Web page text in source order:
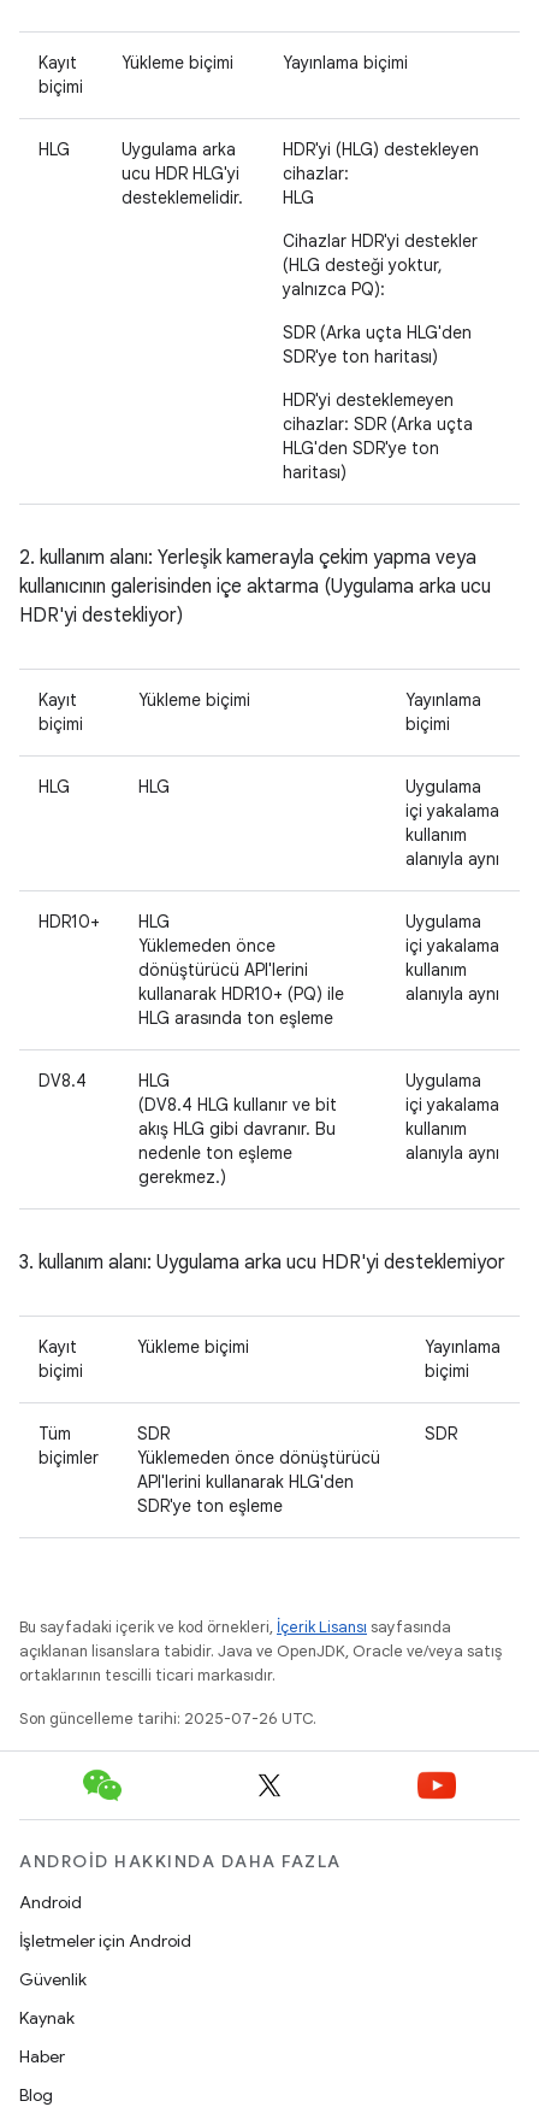
Kayıt
biçimi
Yükleme biçimi Yayınlama biçimi
HLG
Uygulama arka
ucu HDR HLG'yi
desteklemelidir.
HDR'yi (HLG) destekleyen
cihazlar:
HLG
Cihazlar HDR'yi destekler
(HLG desteği yoktur,
yalnızca PQ):
SDR (Arka uçta HLG'den
SDR'ye ton haritası)
HDR'yi desteklemeyen
cihazlar: SDR (Arka uçta
HLG'den SDR'ye ton
haritası)
2. kullanım alanı: Yerleşik kamerayla çekim yapma veya
kullanıcının galerisinden içe aktarma (Uygulama arka ucu
HDR'yi destekliyor)
Kayıt
biçimi
Yükleme biçimi
Yayınlama
biçimi
HLG HLG
Uygulama
içi yakalama
kullanım
alanıyla aynı
HDR10+
HLG
Yüklemeden önce
dönüştürücü API'lerini
kullanarak HDR10+ (PQ) ile
HLG arasında ton eşleme
Uygulama
içi yakalama
kullanım
alanıyla aynı
DV8.4
HLG
(DV8.4 HLG kullanır ve bit
akış HLG gibi davranır. Bu
nedenle ton eşleme
gerekmez.)
Uygulama
içi yakalama
kullanım
alanıyla aynı
3. kullanım alanı: Uygulama arka ucu HDR'yi desteklemiyor
Kayıt
biçimi
Yükleme biçimi
Yayınlama
biçimi
Tüm
biçimler
SDR
Yüklemeden önce dönüştürücü
API'lerini kullanarak HLG'den
SDR'ye ton eşleme
SDR
Bu sayfadaki içerik ve kod örnekleri, İçerik Lisansı sayfasında
açıklanan lisanslara tabidir. Java ve OpenJDK, Oracle ve/veya satış
ortaklarının tescilli ticari markasıdır.
Son güncelleme tarihi: 2025-07-26 UTC.
ANDROID HAKKINDA DAHA FAZLA
Android
İşletmeler için Android
Güvenlik
Kaynak
Haber
Blog